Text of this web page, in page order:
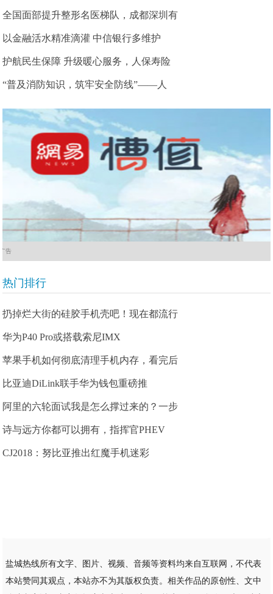
全国面部提升整形名医梯队，成都深圳有
以金融活水精准滴灌 中信银行多维护
护航民生保障 升级暖心服务，人保寿险
“普及消防知识，筑牢安全防线”——人
广告
热门排行
扔掉烂大街的硅胶手机壳吧！现在都流行
华为P40 Pro或搭载索尼IMX
苹果手机如何彻底清理手机内存，看完后
比亚迪DiLink联手华为钱包重磅推
阿里的六轮面试我是怎么撑过来的？一步
诗与远方你都可以拥有，指挥官PHEV
CJ2018：努比亚推出红魔手机迷彩
盐城热线所有文字、图片、视频、音频等资料均来自互联网，不代表
本站赞同其观点，本站亦不为其版权负责。相关作品的原创性、文中